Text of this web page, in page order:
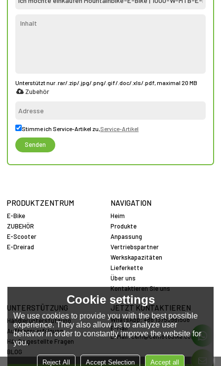
Unterstützt nur .rar/.zip/.jpg/.png/.gif/.doc/.xls/.pdf, maximal 20 MB
Zubehör
Stimme ich Service-Artikel zu,Service-Artikel
Senden
PRODUKTZENTRUM
E-Bike
ZUBEHÖR
E-Scooter
E-Dreirad
NAVIGATION
Heim
Produkte
Anpassung
Vertriebspartner
Werkskapazitäten
Lieferkette
Über uns
Kontaktieren Sie uns
UNTERSTÜTZUNG
Händlerunterstützung
Auftragsverfolgung
Häufig gestellte Fragen
BLOG
JETZT KONTAKTIEREN
WhatsApp: +86 13758981508
E-Mail:
E-Mail:cem@cemotobike.com
Cookie settings
We use cookies to provide you with the best possible
experience. They also allow us to analyze user
behavior in order to constantly improve the website for
you.
Reject All Accept Selection Accept all